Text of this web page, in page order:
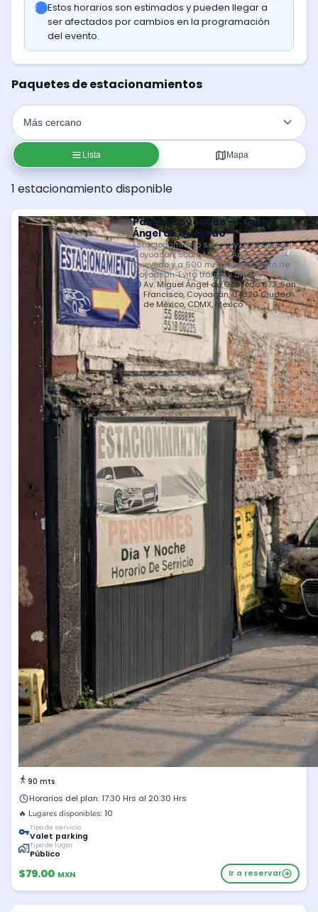
Estos horarios son estimados y pueden llegar a
ser afectados por cambios en la programación
del evento.
Paquetes de estacionamientos
Lista Mapa
1 estacionamiento disponible
90 mts
Parkeo Coyoacán – Miguel
Ángel de Quevedo
Estacionamiento seguro y accesible en
Coyoacán, sobre Miguel Ángel de
Quevedo y a 600 metros del Centro de
Coyoacán. Evita tráfico y ahorra.
Av. Miguel Ángel de Quevedo 673, San
Francisco, Coyoacán, 04320 Ciudad
de México, CDMX, Mexico
Horarios del plan: 17:30 Hrs al 20:30 Hrs
🔥 Lugares disponibles: 10
Tipo de servicio
Valet parking
Tipo de lugar
Público
$79.00 MXN Ir a reservar